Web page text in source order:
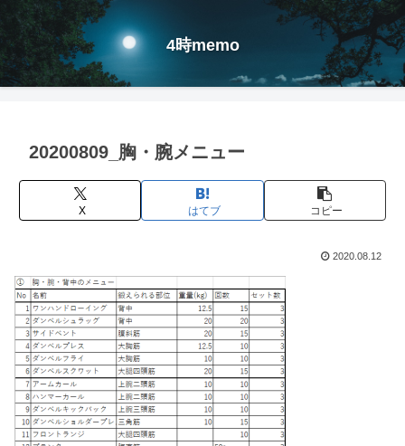
4時memo
20200809_胸・腕メニュー
X はてブ コピー
2020.08.12